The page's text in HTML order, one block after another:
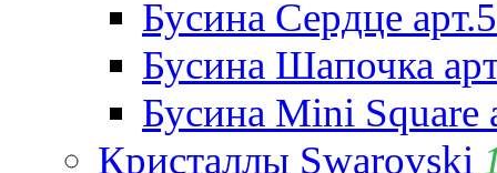
Бусина Сердце
Бусина Шапочка
Бусина Mini Square
Кристаллы Swarovski